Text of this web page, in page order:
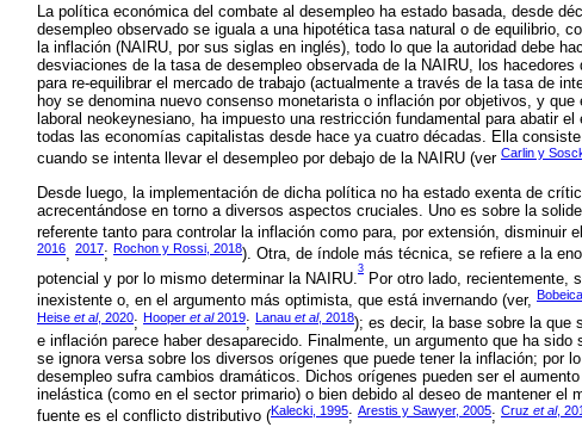
La política económica del combate al desempleo ha estado basada, desde
desempleo observado se iguala a una hipotética tasa natural o de equilibrio,
la inflación (NAIRU, por sus siglas en inglés), todo lo que la autoridad debe
desviaciones de la tasa de desempleo observada de la NAIRU, los
para re-equilibrar el mercado de trabajo (actualmente a través de la tasa de
hoy se denomina nuevo consenso monetarista o inflación por objetivos, y
laboral neokeynesiano, ha impuesto una restricción fundamental para abatir
todas las economías capitalistas desde hace ya cuatro décadas. Ella
cuando se intenta llevar el desempleo por debajo de la NAIRU (ver Carlin y
Desde luego, la implementación de dicha política no ha estado exenta de
acrecentándose en torno a diversos aspectos cruciales. Uno es sobre la
referente tanto para controlar la inflación como para, por extensión, disminuir
2016, 2017; Rochon y Rossi, 2018). Otra, de índole más técnica, se refiere a la
potencial y por lo mismo determinar la NAIRU.
3
Por otro lado, recientemente,
inexistente o, en el argumento más optimista, que está invernando (ver, Bobeica,
Heise et al, 2020; Hooper et al2019; Lanau et al, 2018); es decir, la base sobre la que
e inflación parece haber desaparecido. Finalmente, un argumento que ha
se ignora versa sobre los diversos orígenes que puede tener la inflación; por
desempleo sufra cambios dramáticos. Dichos orígenes pueden ser el
inelástica (como en el sector primario) o bien debido al deseo de mantener el
fuente es el conflicto distributivo (Kalecki, 1995; Arestis y Sawyer, 2005; Cruz et al,